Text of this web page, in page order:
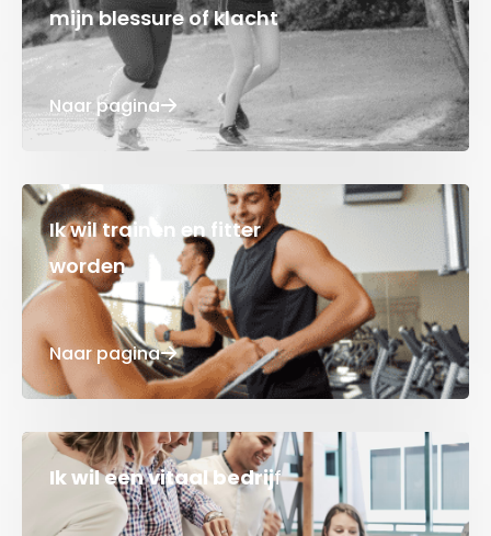
mijn blessure of klacht
Naar pagina
Ik wil trainen en fitter
worden
Naar pagina
Ik wil een vitaal bedrijf